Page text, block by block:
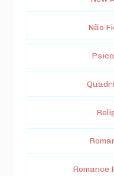
Não
Romance